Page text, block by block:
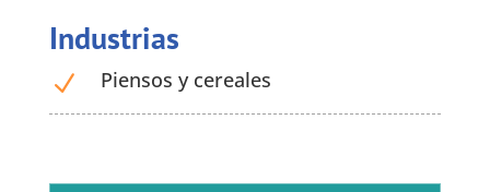
Industrias
N Piensos y cereales